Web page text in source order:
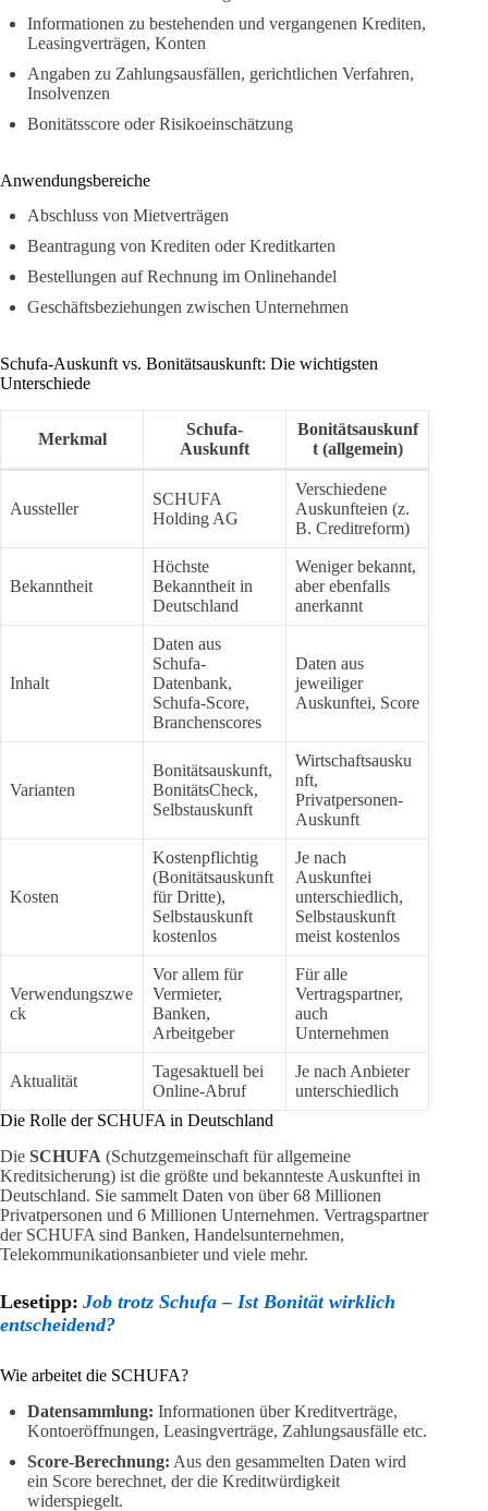
Informationen zu bestehenden und vergangenen Krediten,
Leasingverträgen, Konten
Angaben zu Zahlungsausfällen, gerichtlichen Verfahren,
Insolvenzen
Bonitätsscore oder Risikoeinschätzung
Anwendungsbereiche
Abschluss von Mietverträgen
Beantragung von Krediten oder Kreditkarten
Bestellungen auf Rechnung im Onlinehandel
Geschäftsbeziehungen zwischen Unternehmen
Schufa-Auskunft vs. Bonitätsauskunft: Die wichtigsten
Unterschiede
Merkmal
Schufa-
Auskunft
Bonitätsauskunf
t (allgemein)
Aussteller
SCHUFA
Holding AG
Verschiedene
Auskunfteien (z.
B. Creditreform)
Bekanntheit
Höchste
Bekanntheit in
Deutschland
Weniger bekannt,
aber ebenfalls
anerkannt
Inhalt
Daten aus
Schufa-
Datenbank,
Schufa-Score,
Branchenscores
Daten aus
jeweiliger
Auskunftei, Score
Varianten
Bonitätsauskunft,
BonitätsCheck,
Selbstauskunft
Wirtschaftsausku
nft,
Privatpersonen-
Auskunft
Kosten
Kostenpflichtig
(Bonitätsauskunft
für Dritte),
Selbstauskunft
kostenlos
Je nach
Auskunftei
unterschiedlich,
Selbstauskunft
meist kostenlos
Verwendungszwe
ck
Vor allem für
Vermieter,
Banken,
Arbeitgeber
Für alle
Vertragspartner,
auch
Unternehmen
Aktualität
Tagesaktuell bei
Online-Abruf
Je nach Anbieter
unterschiedlich
Die Rolle der SCHUFA in Deutschland
Die SCHUFA (Schutzgemeinschaft für allgemeine
Kreditsicherung) ist die größte und bekannteste Auskunftei in
Deutschland. Sie sammelt Daten von über 68 Millionen
Privatpersonen und 6 Millionen Unternehmen. Vertragspartner
der SCHUFA sind Banken, Handelsunternehmen,
Telekommunikationsanbieter und viele mehr.
Lesetipp: Job trotz Schufa – Ist Bonität wirklich
entscheidend?
Wie arbeitet die SCHUFA?
Datensammlung: Informationen über Kreditverträge,
Kontoeröffnungen, Leasingverträge, Zahlungsausfälle etc.
Score-Berechnung: Aus den gesammelten Daten wird
ein Score berechnet, der die Kreditwürdigkeit
widerspiegelt.